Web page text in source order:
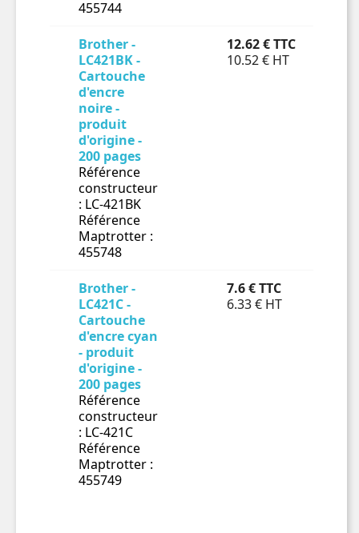
455744
Brother -
LC421BK -
Cartouche
d'encre
noire -
produit
d'origine -
200 pages
Référence
constructeur
: LC-421BK
Référence
Maptrotter :
455748
12.62 € TTC
10.52 € HT
Brother -
LC421C -
Cartouche
d'encre cyan
- produit
d'origine -
200 pages
Référence
constructeur
: LC-421C
Référence
Maptrotter :
455749
7.6 € TTC
6.33 € HT